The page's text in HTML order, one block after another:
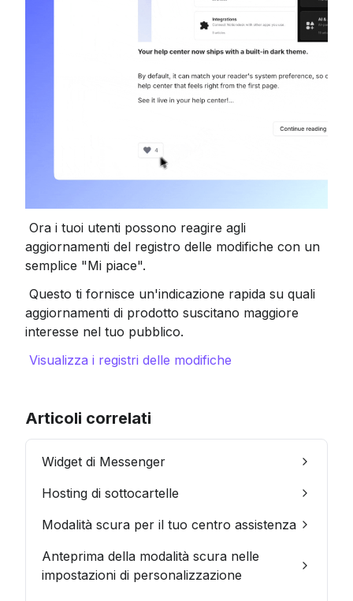
aggiornamenti del registro delle modifiche con un
semplice "Mi piace".
aggiornamenti di prodotto suscitano maggiore
interesse nel tuo pubblico.
Visualizza i registri delle modifiche
Articoli correlati
Widget di Messenger
Hosting di sottocartelle
Modalità scura per il tuo centro assistenza
Anteprima della modalità scura nelle
impostazioni di personalizzazione